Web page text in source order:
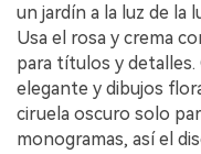
un jardín a la luz de la
Usa el rosa y crema
para títulos y
elegante y dibujos
ciruela oscuro solo
monogramas, así el